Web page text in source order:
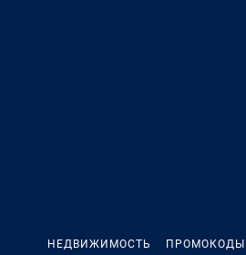
НЕДВИЖИМОСТЬ ПРОМОКОДЫ